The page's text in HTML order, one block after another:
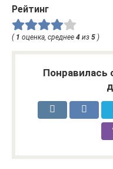
Рейтинг
( 1 оценка, среднее 4 из 5 )
Понравилась